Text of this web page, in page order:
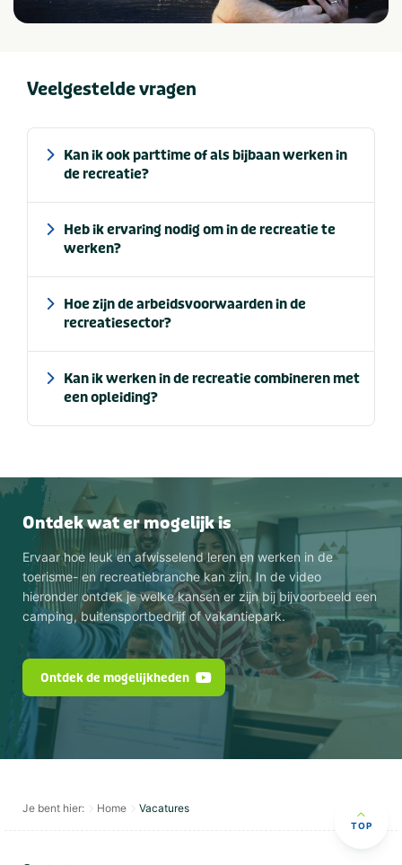
Veelgestelde vragen
Kan ik ook parttime of als bijbaan werken in
de recreatie?
Heb ik ervaring nodig om in de recreatie te
werken?
Hoe zijn de arbeidsvoorwaarden in de
recreatiesector?
Kan ik werken in de recreatie combineren met
een opleiding?
Ontdek wat er mogelijk is
Ervaar hoe leuk en afwisselend leren en werken in de
toerisme- en recreatiebranche kan zijn. In de video
hieronder ontdek je welke kansen er zijn bij bijvoorbeeld een
camping, buitensportbedrijf of vakantiepark.
Ontdek de mogelijkheden
Je bent hier: Home Vacatures
TOP